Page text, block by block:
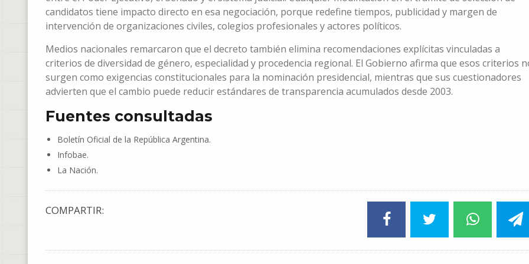
candidatos tiene impacto directo en esa negociación, porque redefine tiempos, publicidad y margen de
intervención de organizaciones civiles, colegios profesionales y actores políticos.
Medios nacionales remarcaron que el decreto también elimina recomendaciones explícitas vinculadas a
criterios de diversidad de género, especialidad y procedencia regional. El Gobierno afirma que esos criterios
surgen como exigencias constitucionales para la nominación presidencial, mientras que sus cuestionadores
advierten que el cambio puede reducir estándares de transparencia acumulados desde 2003.
Fuentes consultadas
Boletín Oficial de la República Argentina.
Infobae.
La Nación.
COMPARTIR: